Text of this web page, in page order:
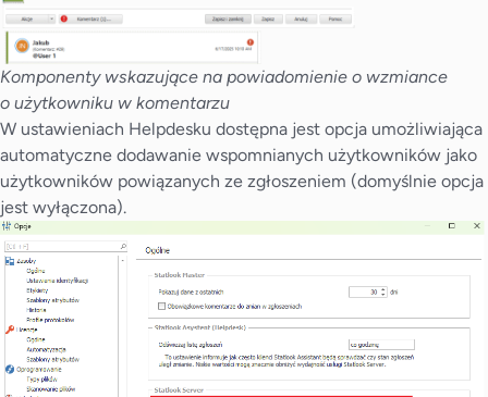
Komponenty wskazujące na powiadomienie o wzmiance
o użytkowniku w komentarzu
W ustawieniach Helpdesku dostępna jest opcja umożliwiająca
automatyczne dodawanie wspomnianych użytkowników jako
użytkowników powiązanych ze zgłoszeniem (domyślnie opcja
jest wyłączona).